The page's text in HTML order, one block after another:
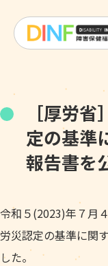
［厚労
定の基準
報告書を
令和５(2023)年７月
労災認定の基準に関
した。